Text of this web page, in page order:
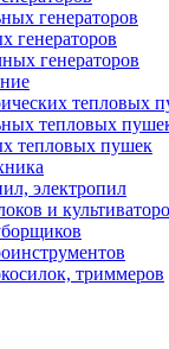
генераторов
генераторов
генераторов
тепловых
тепловых
тепловых пушек
электропил
и
триммеров